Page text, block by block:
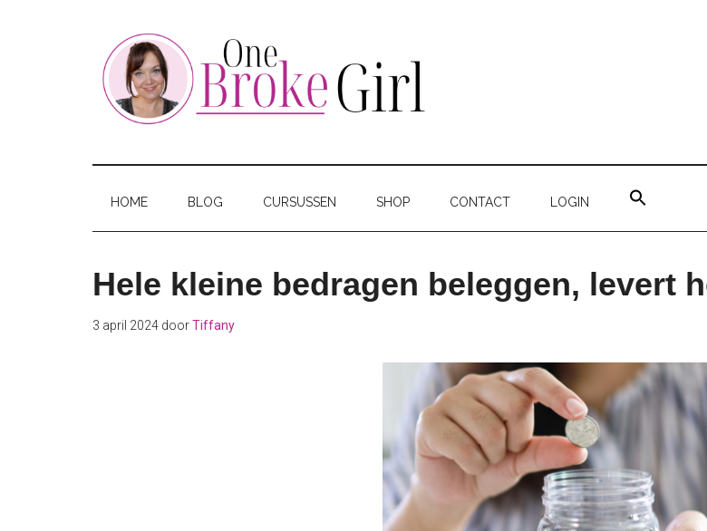
One
Broke
Girl
omHOME BLOG CURSUSSEN SHOP CONTACT LOGIN
Hele kleine bedragen beleggen, levert
3 april 2024 doorTiffany